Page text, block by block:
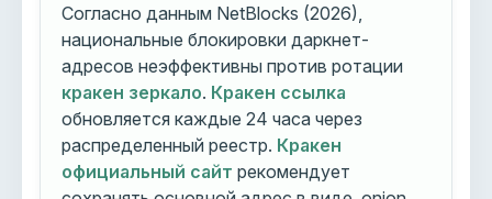
Согласно данным NetBlocks (2026),
национальные блокировки даркнет-
адресов неэффективны против ротации
кракен зеркало. Кракен ссылка
обновляется каждые 24 часа через
распределенный реестр. Кракен
официальный сайт рекомендует